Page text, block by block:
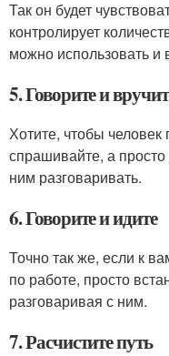
Так он будет
контролирует
можно использовать и
5. Говорите и
Хотите, чтобы
спрашивайте, а
ним разговаривать.
6. Говорите и идите
Точно так же, если к
по работе, просто
разговаривая с ним.
7. Расчистите путь